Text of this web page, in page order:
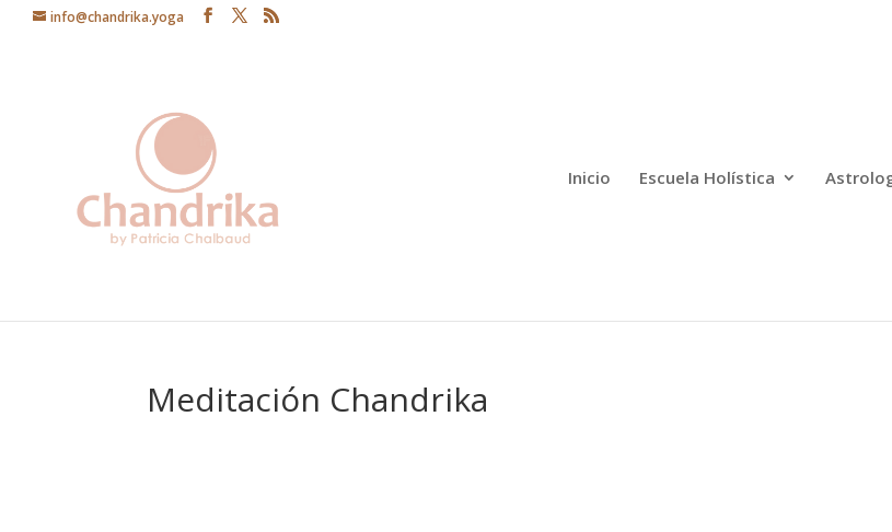
info@chandrika.yoga
Inicio Escuela Holística
Meditación Chandrika